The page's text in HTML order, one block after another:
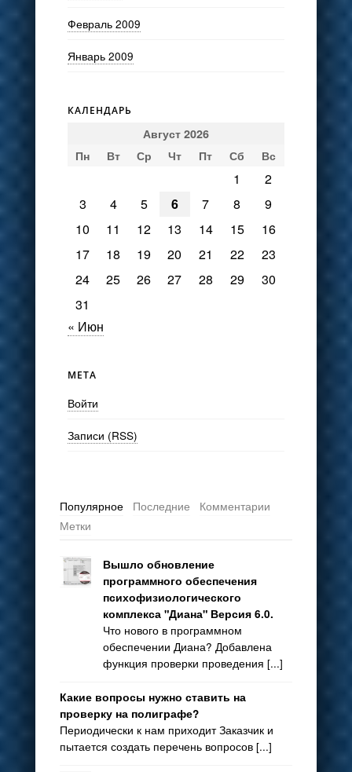
Февраль 2009
Январь 2009
КАЛЕНДАРЬ
Август 2026
Пн
Вт Ср Чт Пт Сб Вс
1
2
3
4 5 6 7 8
9
10
11 12 13 14 15
16
17
18 19 20 21 22
23
24
25 26 27 28 29
30
31
« Июн
МЕТА
Войти
Записи (RSS)
Популярное Последние
Комментарии
Метки
Вышло обновление
программного обеспечения
психофизиологического
комплекса "Диана" Версия 6.0.
Что нового в программном
обеспечении Диана? Добавлена
функция проверки проведения [...]
Какие вопросы нужно ставить на
проверку на полиграфе?
Периодически к нам приходит Заказчик и
пытается создать перечень вопросов [...]